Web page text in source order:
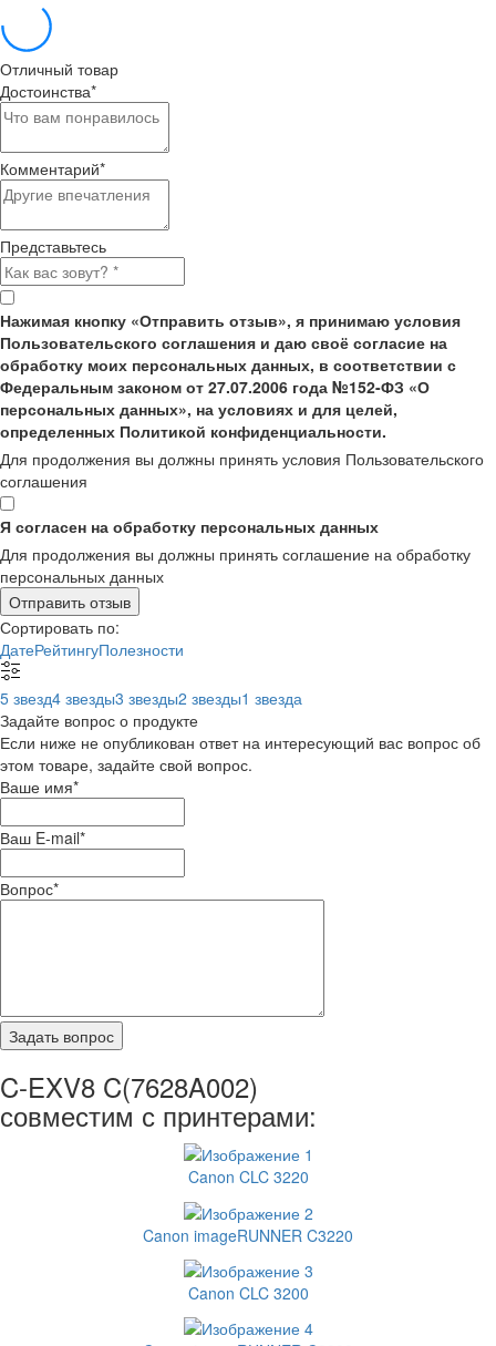
Отличный товар
Достоинства*
Комментарий*
Представьтесь
Нажимая кнопку «Отправить отзыв», я принимаю условия
Пользовательского соглашения и даю своё согласие на
обработку моих персональных данных, в соответствии с
Федеральным законом от 27.07.2006 года №152-ФЗ «О
персональных данных», на условиях и для целей,
определенных Политикой конфиденциальности.
Для продолжения вы должны принять условия Пользовательского
соглашения
Я согласен на обработку персональных данных
Для продолжения вы должны принять соглашение на обработку
персональных данных
Отправить отзыв
Сортировать по:
ДатеРейтингуПолезности
5 звезд4 звезды3 звезды2 звезды1 звезда
Задайте вопрос о продукте
Если ниже не опубликован ответ на интересующий вас вопрос об
этом товаре, задайте свой вопрос.
Ваше имя*
Ваш E-mail*
Вопрос*
C-EXV8 C(7628A002)
совместим с принтерами:
Canon CLC 3220
Canon imageRUNNER C3220
Canon CLC 3200